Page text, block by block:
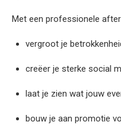
Met een professionele
vergroot je
creëer je sterke social
laat je zien wat jouw
bouw je aan promotie